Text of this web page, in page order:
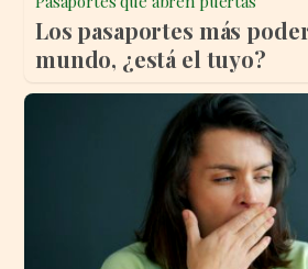
Los pasaportes más
mundo, ¿está el tuyo?